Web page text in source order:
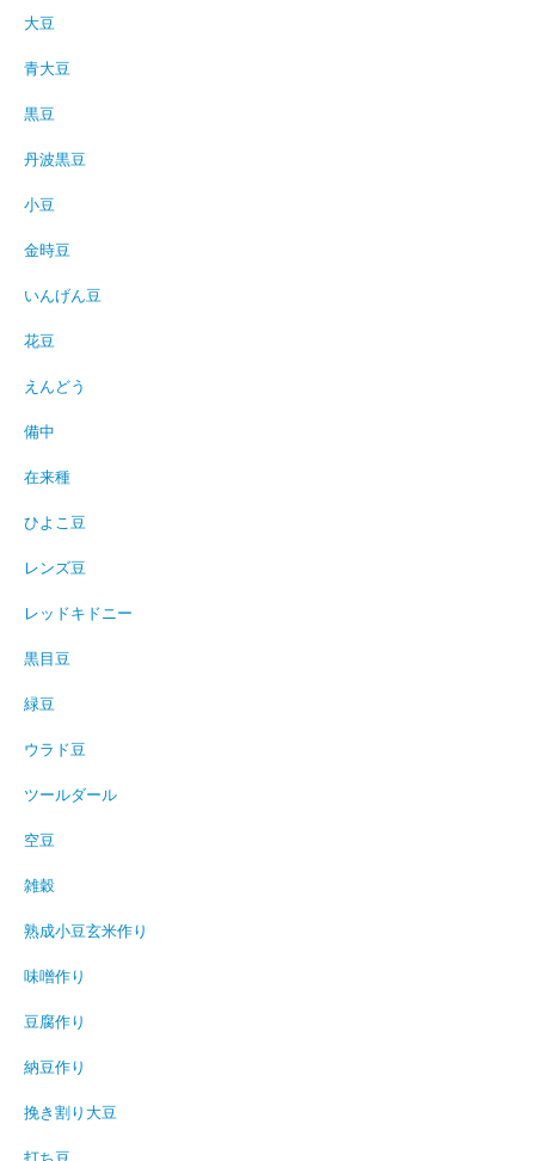
大豆
青大豆
黒豆
丹波黒豆
小豆
金時豆
いんげん豆
花豆
えんどう
備中
在来種
ひよこ豆
レンズ豆
レッドキドニー
黒目豆
緑豆
ウラド豆
ツールダール
空豆
雑穀
熟成小豆玄米作り
味噌作り
豆腐作り
納豆作り
挽き割り大豆